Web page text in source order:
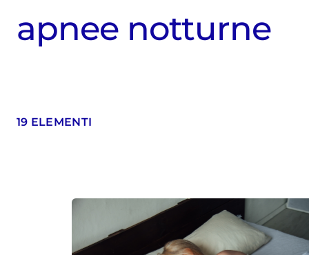
apnee notturne
19 ELEMENTI